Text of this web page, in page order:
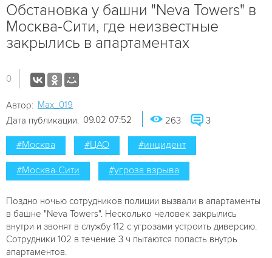
Обстановка у башни "Neva Towers" в
Москва-Сити, где неизвестные
закрылись в апартаментах
0
Автор: Мах_019
Дата публикации: 09.02 07:52 263 3
#Москва #ЦАО #инцидент
#Москва-Сити #угроза взрыва
Поздно ночью сотрудников полиции вызвали в апартаменты
в башне "Neva Towers". Несколько человек закрылись
внутри и звонят в службу 112 с угрозами устроить диверсию.
Сотрудники 102 в течение 3 ч пытаются попасть внутрь
апартаментов.